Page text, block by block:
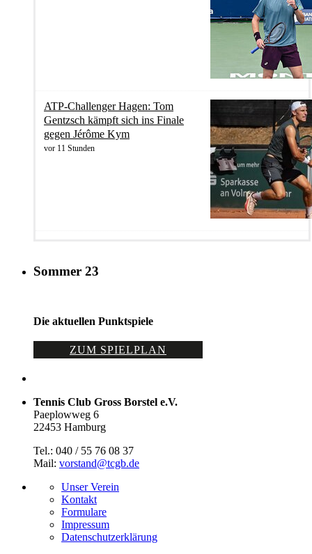
ATP-Challenger Hagen: Tom
Gentzsch kämpft sich ins Finale
gegen Jérôme Kym
vor 11 Stunden
Sommer 23
Die aktuellen Punktspiele
ZUM SPIELPLAN
Tennis Club Gross Borstel e.V.
Paeplowweg 6
22453 Hamburg
Tel.: 040 / 55 76 08 37
Mail: vorstand@tcgb.de
Unser Verein
Kontakt
Formulare
Impressum
Datenschutz­erklärung